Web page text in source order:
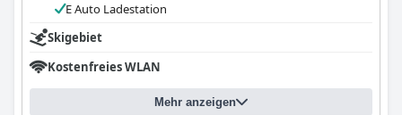
E Auto Ladestation
Skigebiet
Kostenfreies WLAN
Mehr anzeigen